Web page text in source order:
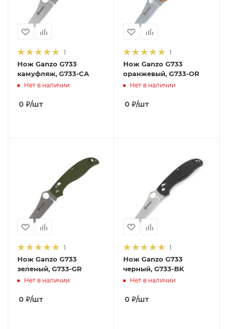
1
Нож Ganzo G733
камуфляж, G733-CA
Нет в наличии
0 ₽/шт
1
Нож Ganzo G733
оранжевый, G733-OR
Нет в наличии
0 ₽/шт
1
Нож Ganzo G733
зеленый, G733-GR
Нет в наличии
0 ₽/шт
1
Нож Ganzo G733
черный, G733-BK
Нет в наличии
0 ₽/шт